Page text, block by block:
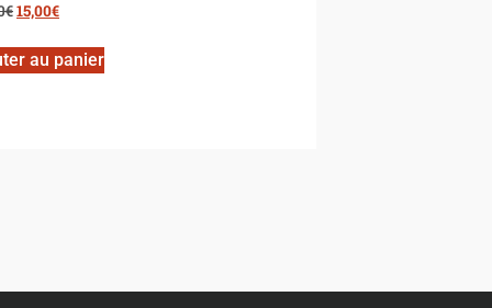
€15,00€
au panier